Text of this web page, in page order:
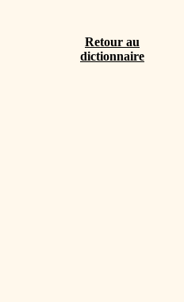
Retour au
dictionnaire